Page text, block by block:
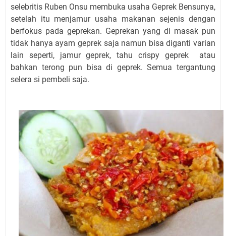
selebritis Ruben Onsu membuka usaha Geprek Bensunya,
setelah itu menjamur usaha makanan sejenis dengan
berfokus pada geprekan. Geprekan yang di masak pun
tidak hanya ayam geprek saja namun bisa diganti varian
lain seperti, jamur geprek, tahu crispy geprek atau
bahkan terong pun bisa di geprek. Semua tergantung
selera si pembeli saja.